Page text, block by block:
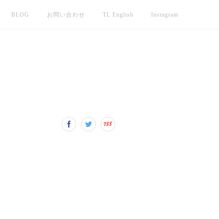
BLOG お問い合わせ TL English Instagram